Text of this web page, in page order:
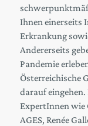
Ihnen einerseits
Erkrankung
Andererseits
Pandemie
Österreichische
darauf
ExpertInnen
AGES, Renée